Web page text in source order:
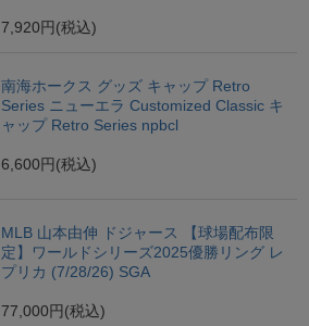
7,920円 (税込)
南海ホークス グッズ キャップ Retro
Series ニューエラ Customized Classic キ
ャップ Retro Series npbcl
6,600円 (税込)
MLB 山本由伸 ドジャース 【球場配布限
定】ワールドシリーズ2025優勝リング レ
プリカ (7/28/26) SGA
77,000円 (税込)